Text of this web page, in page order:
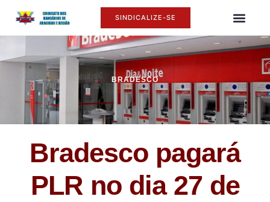
SINDICALIZE-SE
BRADESCO
Bradesco pagará
PLR no dia 27 de